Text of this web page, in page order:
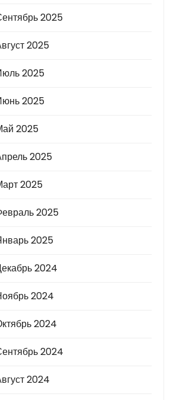
2025
2025
2025
2025
2025
2025
2025
2025
2025
2024
2024
2024
2024
2024